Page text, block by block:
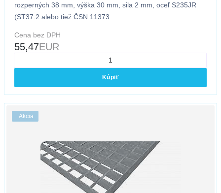
rozperných 38 mm, výška 30 mm, sila 2 mm, oceľ S235JR
(ST37.2 alebo tiež ČSN 11373
Cena bez DPH
55,47EUR
Kúpiť
Akcia